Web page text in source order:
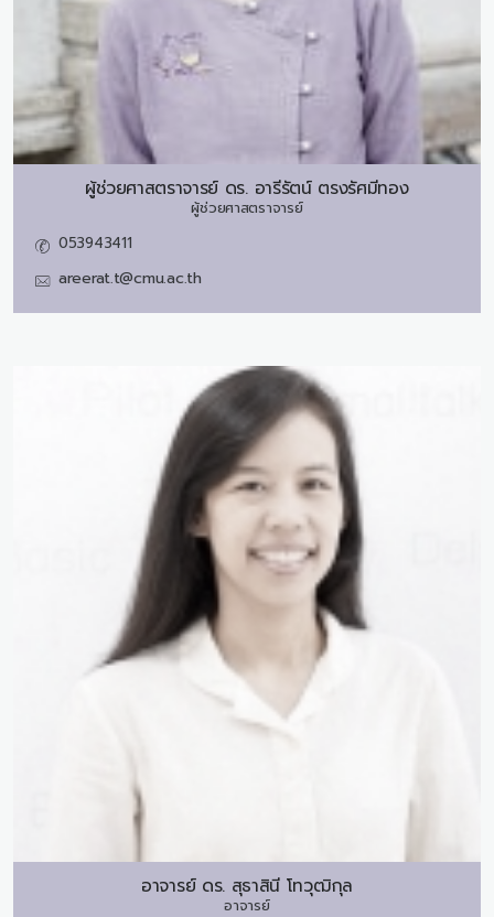
ผู้ช่วยศาสตราจารย์ ดร. อารีรัตน์ ตรงรัศมีทอง
ผู้ช่วยศาสตราจารย์
053943411
areerat.t@cmu.ac.th
อาจารย์ ดร. สุธาสินี โทวุฒิกุล
อาจารย์